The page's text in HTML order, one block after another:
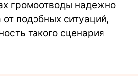
громоотводы надежно
подобных ситуаций,
такого сценария